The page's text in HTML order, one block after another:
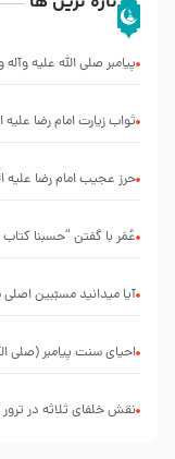
پیامبر صلی الله علیه
ثواب زیارت امام رضا
حرز عجیب امام رضا علیه
عُمَر با گفتن “حسبنا كتاب
آیا میدانید مسبّبین
احیای سنت پیامبر (صلی
نقش خلفای ثلاثه در ترور